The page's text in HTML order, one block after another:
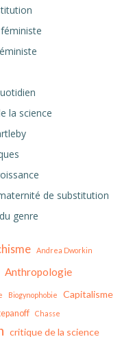
la science
de substitution
genre
Andrea Dworkin
Anthropologie
Biogynophobie Capitalisme
Chasse
critique de la science